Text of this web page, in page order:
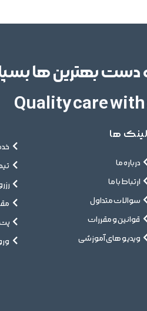
دست بهترین ها
Quality care
لینک ها
درباره ما
ارتباط با ما
سوالات متداول
قوانین و مقررات
ویدیو های آموزشی